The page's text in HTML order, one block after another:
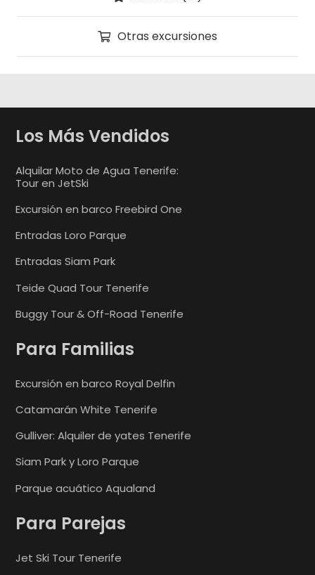
Otras excursiones
Los Más Vendidos
Alquilar Moto de Agua Tenerife:
Tour en JetSki
Excursión en barco Freebird One
Entradas Loro Parque
Entradas Siam Park
Teide Quad Tour Tenerife
Buggy Tour & Off-Road Tenerife
Para Familias
Excursión en barco Royal Delfin
Catamarán White Tenerife
Gulliver: Alquiler de yates Tenerife
Siam Park y Loro Parque
Parque acuático Aqualand
Para Parejas
Jet Ski Tour Tenerife